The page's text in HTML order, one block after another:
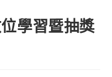
學習暨抽獎